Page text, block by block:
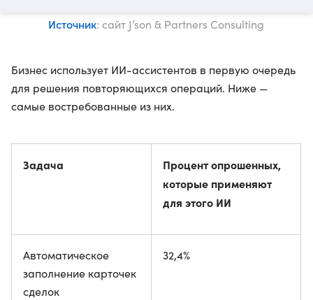
Источник: сайт J’son & Partners Consulting
Бизнес использует ИИ-ассистентов в первую очередь
для решения повторяющихся операций. Ниже —
самые востребованные из них.
Задача
Процент опрошенных,
которые применяют
для этого ИИ
Автоматическое
заполнение карточек
сделок
32,4%